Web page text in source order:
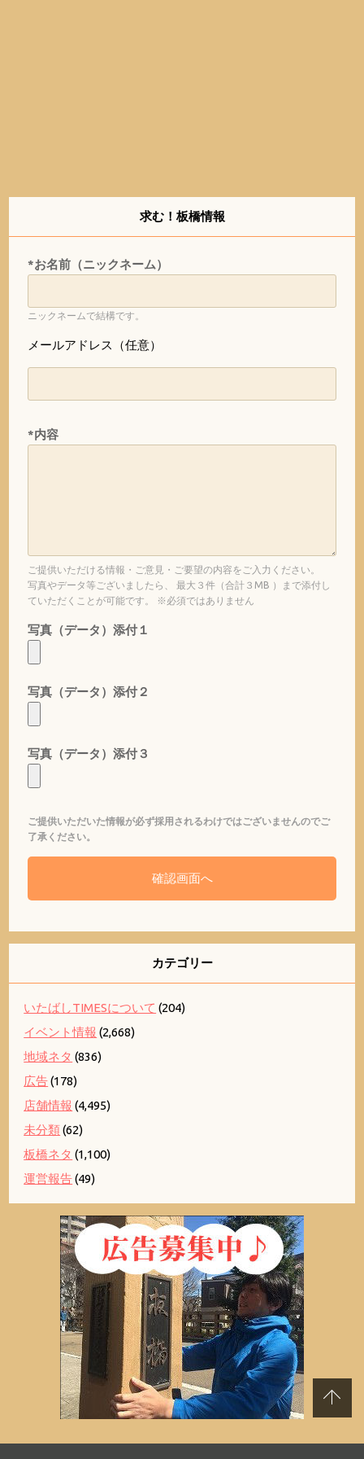
求む！板橋情報
*お名前（ニックネーム）
ニックネームで結構です。
メールアドレス（任意）
*内容
ご提供いただける情報・ご意見・ご要望の内容をご入力ください。
写真やデータ等ございましたら、 最大３件（合計３MB ）まで添付し
ていただくことが可能です。 ※必須ではありません
写真（データ）添付１
写真（データ）添付２
写真（データ）添付３
ご提供いただいた情報が必ず採用されるわけではございませんのでご
了承ください。
カテゴリー
いたばしTIMESについて (204)
イベント情報 (2,668)
地域ネタ (836)
広告(178)
店舗情報 (4,495)
未分類(62)
板橋ネタ (1,100)
運営報告(49)